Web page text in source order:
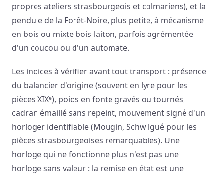
propres ateliers strasbourgeois et colmariens), et la
pendule de la Forêt-Noire, plus petite, à mécanisme
en bois ou mixte bois-laiton, parfois agrémentée
d'un coucou ou d'un automate.
Les indices à vérifier avant tout transport : présence
du balancier d'origine (souvent en lyre pour les
pièces XIXᵉ), poids en fonte gravés ou tournés,
cadran émaillé sans repeint, mouvement signé d'un
horloger identifiable (Mougin, Schwilgué pour les
pièces strasbourgeoises remarquables). Une
horloge qui ne fonctionne plus n'est pas une
horloge sans valeur : la remise en état est une